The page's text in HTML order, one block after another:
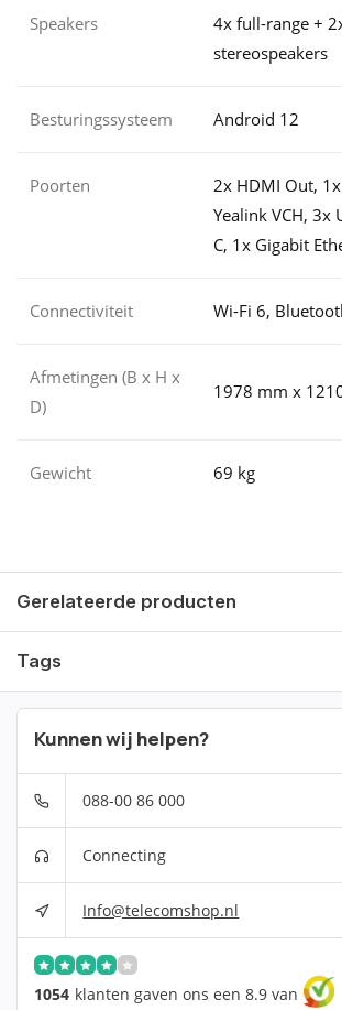
Speakers
4x full-range +
stereospeakers
Besturingssysteem Android 12
Poorten
2x HDMI Out,
Yealink VCH, 3x
C, 1x Gigabit
Connectiviteit Wi-Fi 6,
Afmetingen (B x H x
D)
1978 mm x
Gewicht 69 kg
Gerelateerde producten
Tags
Kunnen wij helpen?
088-00 86 000
Connecting
Info@telecomshop.nl
1054 klanten gaven ons een 8.9 van